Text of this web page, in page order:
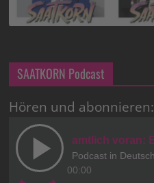
SAATKORN Podcast
Hören und abonnieren: